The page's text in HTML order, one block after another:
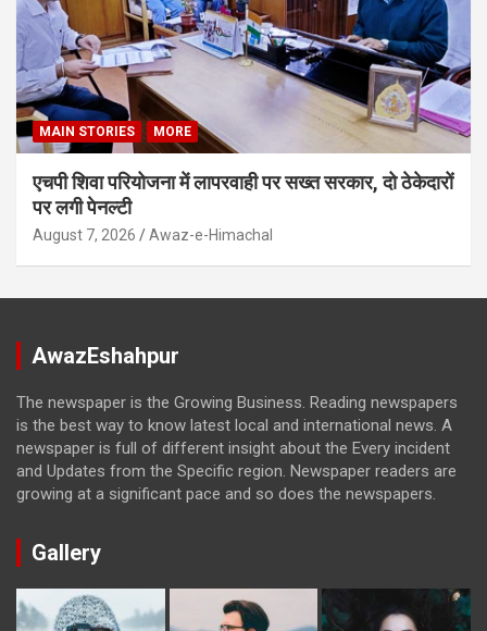
MAIN STORIES MORE
एचपी शिवा परियोजना में लापरवाही पर सख्त सरकार, दो ठेकेदारों
पर लगी पेनल्टी
August 7, 2026 Awaz-e-Himachal
AwazEshahpur
The newspaper is the Growing Business. Reading newspapers
is the best way to know latest local and international news. A
newspaper is full of different insight about the Every incident
and Updates from the Specific region. Newspaper readers are
growing at a significant pace and so does the newspapers.
Gallery